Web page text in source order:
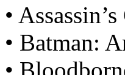
•
• Batman: